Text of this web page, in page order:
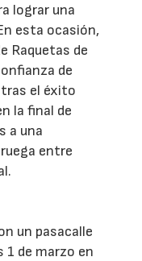
lograr una
esta ocasión,
Raquetas de
de
el éxito
la final de
a una
entre
un pasacalle
1 de marzo en